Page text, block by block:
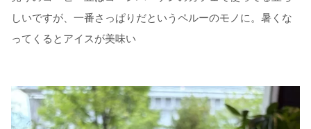
しいですが、一番さっぱりだというペルーのモノに。暑くな
ってくるとアイスが美味い